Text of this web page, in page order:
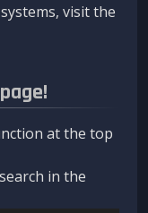
visit the
at the top
in the